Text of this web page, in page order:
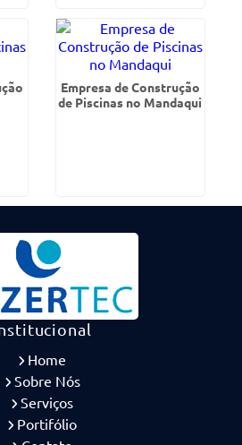
Empresa de Construção
de Piscinas no Mandaqui
Home
Sobre Nós
Serviços
Portifólio